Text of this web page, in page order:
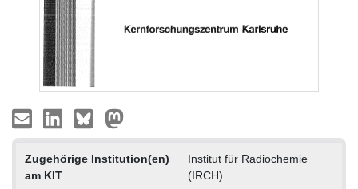
Zugehörige Institution(en)
am KIT
Institut für Radiochemie
(IRCH)